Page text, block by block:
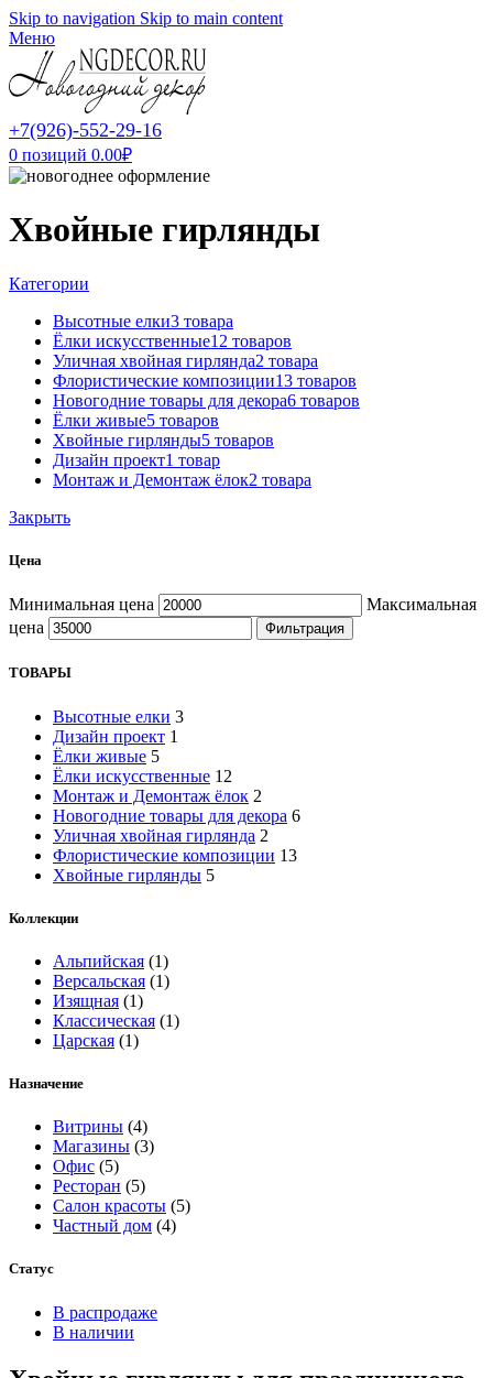
Skip to navigation Skip to main content
Меню
+7(926)-552-29-16
0 позиций 0.00₽
Хвойные гирлянды
Категории
Высотные елки3 товара
Ёлки искусственные12 товаров
Уличная хвойная гирлянда2 товара
Флористические композиции13 товаров
Новогодние товары для декора6 товаров
Ёлки живые5 товаров
Хвойные гирлянды5 товаров
Дизайн проект1 товар
Монтаж и Демонтаж ёлок2 товара
Закрыть
Цена
Минимальная цена
Максимальная
цена
Фильтрация
ТОВАРЫ
Высотные елки 3
Дизайн проект 1
Ёлки живые 5
Ёлки искусственные 12
Монтаж и Демонтаж ёлок 2
Новогодние товары для декора 6
Уличная хвойная гирлянда 2
Флористические композиции 13
Хвойные гирлянды 5
Коллекции
Альпийская (1)
Версальская (1)
Изящная (1)
Классическая (1)
Царская (1)
Назначение
Витрины (4)
Магазины (3)
Офис (5)
Ресторан (5)
Салон красоты (5)
Частный дом (4)
Статус
В распродаже
В наличии